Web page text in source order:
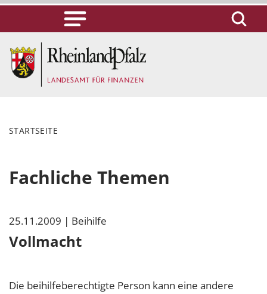
STARTSEITE
Fachliche Themen
25.11.2009 | Beihilfe
Vollmacht
Die beihilfeberechtigte Person kann eine andere